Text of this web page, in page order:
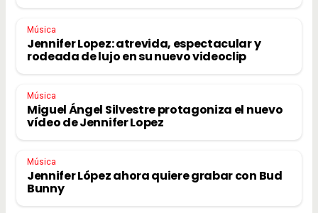
Música
Jennifer Lopez: atrevida, espectacular y
rodeada de lujo en su nuevo videoclip
Música
Miguel Ángel Silvestre protagoniza el nuevo
vídeo de Jennifer Lopez
Música
Jennifer López ahora quiere grabar con Bud
Bunny